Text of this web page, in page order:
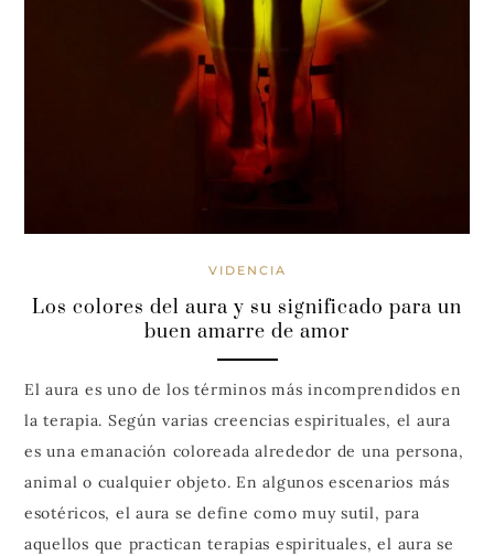
VIDENCIA
Los colores del aura y su significado para un
buen amarre de amor
El aura es uno de los términos más incomprendidos en
la terapia. Según varias creencias espirituales, el aura
es una emanación coloreada alrededor de una persona,
animal o cualquier objeto. En algunos escenarios más
esotéricos, el aura se define como muy sutil, para
aquellos que practican terapias espirituales, el aura se